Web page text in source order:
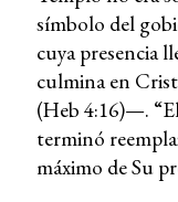
símbolo del
cuya presencia
culmina en
(Heb 4:16)—.
terminó
máximo de Su